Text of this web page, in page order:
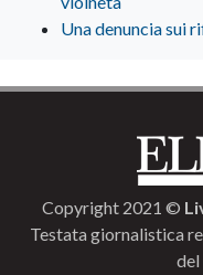
Una denuncia sui
Copyright 2021 ©
Testata giornalistica
del